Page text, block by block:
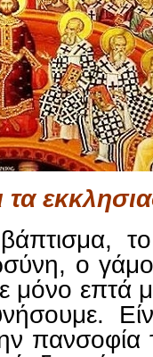
ο
μόνο επτά